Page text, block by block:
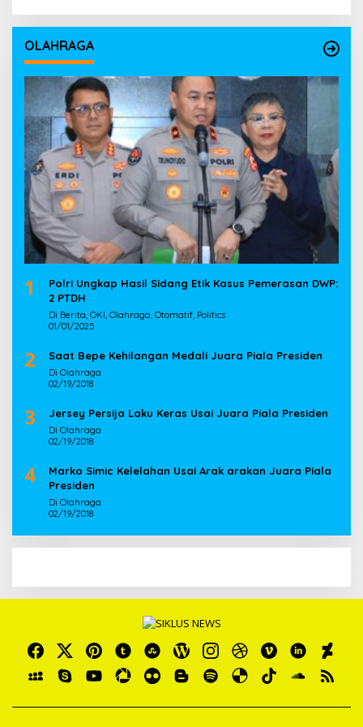
OLAHRAGA
1
Polri Ungkap Hasil Sidang Etik Kasus Pemerasan DWP:
2 PTDH
Di Berita, OKI, Olahraga, Otomatif, Politics
01/01/2025
2 Saat Bepe Kehilangan Medali Juara Piala Presiden
Di Olahraga
02/19/2018
3 Jersey Persija Laku Keras Usai Juara Piala Presiden
Di Olahraga
02/19/2018
4
Marko Simic Kelelahan Usai Arak arakan Juara Piala
Presiden
Di Olahraga
02/19/2018